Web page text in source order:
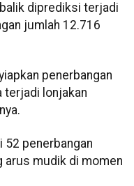
diprediksi terjadi
jumlah 12.716
penerbangan
terjadi lonjakan
52 penerbangan
arus mudik di momen